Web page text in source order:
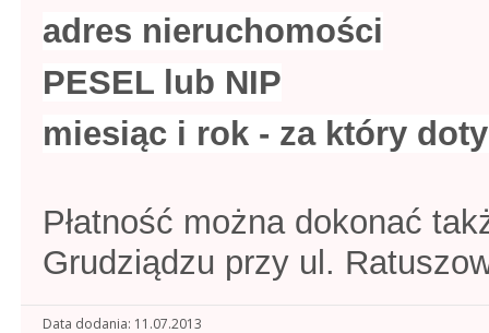
adres nieruchomości
PESEL lub NIP
miesiąc i rok - za który
Płatność można dokonać
Grudziądzu przy ul.
Data dodania 11.07.2013